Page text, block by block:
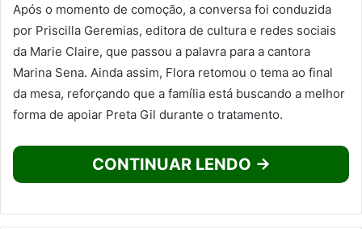
Após o momento de comoção, a conversa foi conduzida
por Priscilla Geremias, editora de cultura e redes sociais
da Marie Claire, que passou a palavra para a cantora
Marina Sena. Ainda assim, Flora retomou o tema ao final
da mesa, reforçando que a família está buscando a melhor
forma de apoiar Preta Gil durante o tratamento.
CONTINUAR LENDO →